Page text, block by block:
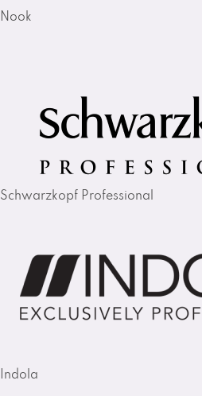
Nook
Schwarzkopf Professional
Indola